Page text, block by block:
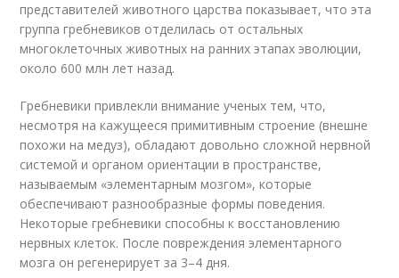
представителей животного царства показывает, что эта
группа гребневиков отделилась от остальных
многоклеточных животных на ранних этапах эволюции,
около 600 млн лет назад.
Гребневики привлекли внимание ученых тем, что,
несмотря на кажущееся примитивным строение (внешне
похожи на медуз), обладают довольно сложной нервной
системой и органом ориентации в пространстве,
называемым «элементарным мозгом», которые
обеспечивают разнообразные формы поведения.
Некоторые гребневики способны к восстановлению
нервных клеток. После повреждения элементарного
мозга он регенерирует за 3–4 дня.